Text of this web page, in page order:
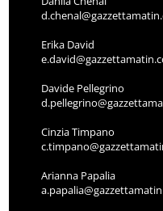
Erika David
Davide Pellegrino
Cinzia Timpano
Arianna Papalia